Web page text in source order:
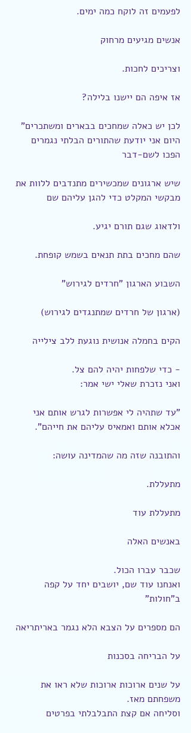
לפעמים זה לוקח כמה ימים.
אנשים מגיעים מרחוק
וצריכים לחכות.
אז איפה הם יישנו בלילה?
לכן יש כאלה שמחכים בבארים ומשתכרים"
היום אני יודעת שהתורים הבלתי נגמרים
הפכו לשם-דבר
שיש ארגונים שמכשירים מתנדבים ללוות את
מבקשי המקלט כדי להגן עליהם שם
ולדאוג שגם תורם יגיע.
שהם מחכים בתת תנאים בשמש קופחת.
השבוע הארגון "חרדים לגירוש"
(ארגון של חרדים שמתנגדים לגירוש)
הקים בחמלה אנושית נוגעת ללב צילייה
- כדי שלפחות יהיה להם צל.
ואני נזכרת שאלי ישי אמר:
"עד שתהיה לי אפשרות לגרש אותם אני
אכלא אותם ואמאיס עליהם את חייהם".
והתובנה שזה מה שהמדינה עושה:
מתעללת.
מתעללת עוד
באנשים האלה
שכבר עברו הכול.
ואנחנו עוד שם, יושבים יחד על קפה
ב"חולות"
הם מספרים על הצבא הלא נגמר באריתריאה
על הבריחה בסכנות
על שנים ארוכות ארוכות שלא ראו את
משפחתם מאז.
וסליחה אם קצת התבלבלתי בפרטים